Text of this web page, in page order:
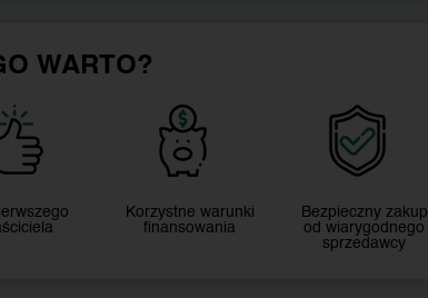
WARTO?
Korzystne warunki
finansowania
Bezpieczny zakup
od wiarygodnego
sprzedawcy